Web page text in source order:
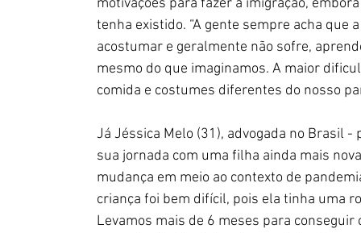
motivações para fazer a imigração,
tenha existido. “A gente sempre acha que
acostumar e geralmente não sofre,
mesmo do que imaginamos. A maior
comida e costumes diferentes do nosso
Já Jéssica Melo (31), advogada no Brasil
sua jornada com uma filha ainda mais
mudança em meio ao contexto de
criança foi bem difícil, pois ela tinha uma
Levamos mais de 6 meses para